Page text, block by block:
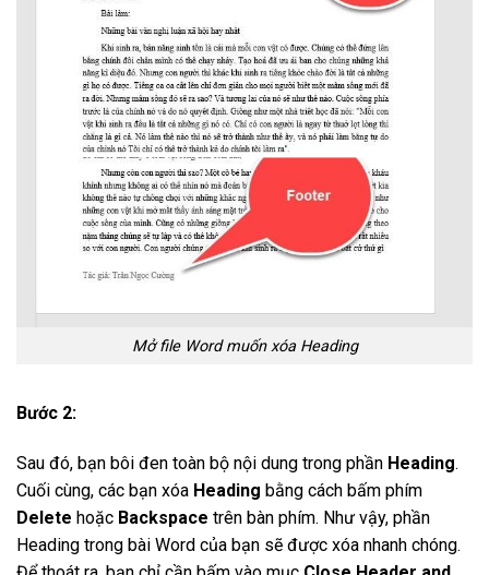
Mở file Word muốn xóa Heading
Bước 2:
Sau đó, bạn bôi đen toàn bộ nội dung trong phần Heading.
Cuối cùng, các bạn xóa Heading bằng cách bấm phím
Delete hoặc Backspace trên bàn phím. Như vậy, phần
Heading trong bài Word của bạn sẽ được xóa nhanh chóng.